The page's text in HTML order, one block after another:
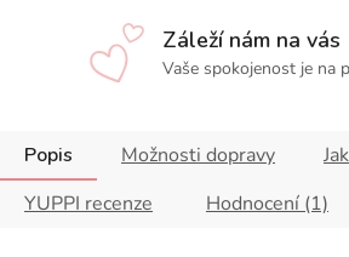
Záleží nám na vás
Vaše spokojenost je na
Popis Možnosti dopravy
YUPPI recenze
Hodnocení (1)